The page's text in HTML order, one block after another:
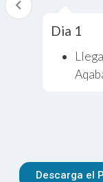
Dia 1
Descarga el